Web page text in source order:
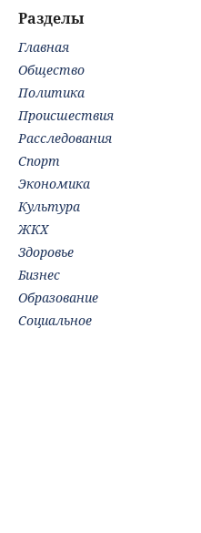
Разделы
Главная
Общество
Политика
Происшествия
Расследования
Спорт
Экономика
Культура
ЖКХ
Здоровье
Бизнес
Образование
Социальное